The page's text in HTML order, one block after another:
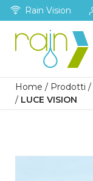
Rain Vision
Home / Prodotti /
/ LUCE VISION